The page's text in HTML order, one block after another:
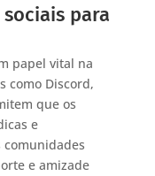
para
papel vital na
como Discord,
que os
e
comunidades
e amizade